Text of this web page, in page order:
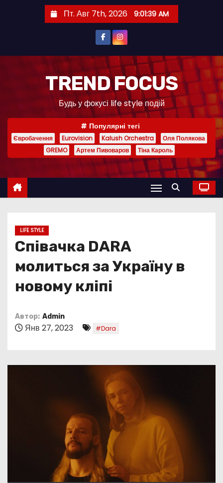
и
Пт. Авг 7th, 2026 9:01:40 AM
TREND FOCUS
Будь у фокусі life style подій
Популярні тегі
Євробачення Eurovision Kalush Orchestra
Оля Полякова
GREMO
Артем Пивоваров Тіна Кароль
LIFE STYLE
Співачка DARA
молиться за Україну в
новому кліпі
Автор: Admin
Янв 27, 2023 #Dara